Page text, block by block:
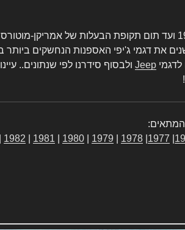
משנת 1970 ועד תום תקופת הבעלות של אמריקן-
את דגמי ג'יפי האספנות הנחשקים
לדגמי Jeep ולבסוף סידרנו לפי שנתונים..
המתאים:
1977
1978
1979
1980
1981
1982